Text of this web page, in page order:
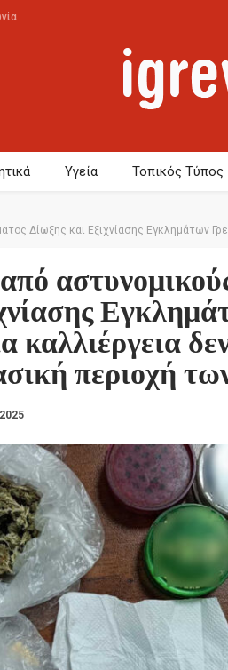
Υγεία Τοπικός Τύπος
Δίωξης και Εξιχνίασης Εγκλημάτων
καλλιέργεια
περιοχή